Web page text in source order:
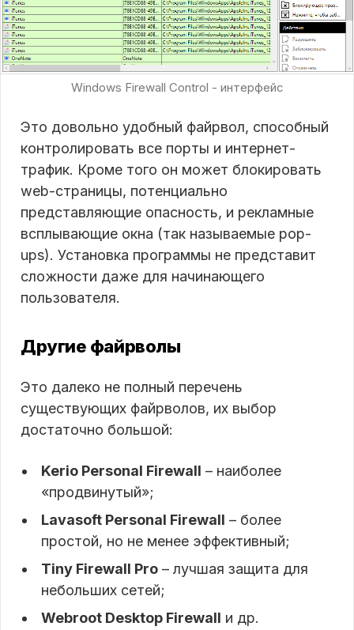
Windows Firewall Control - интерфейс
Это довольно удобный файрвол, способный
контролировать все порты и интернет-
трафик. Кроме того он может блокировать
web-страницы, потенциально
представляющие опасность, и рекламные
всплывающие окна (так называемые pop-
ups). Установка программы не представит
сложности даже для начинающего
пользователя.
Другие файрволы
Это далеко не полный перечень
существующих файрволов, их выбор
достаточно большой:
Kerio Personal Firewall – наиболее
«продвинутый»;
Lavasoft Personal Firewall – более
простой, но не менее эффективный;
Tiny Firewall Pro – лучшая защита для
небольших сетей;
Webroot Desktop Firewall и др.